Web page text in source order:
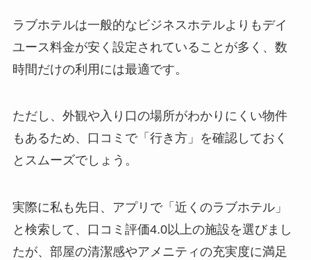
ラブホテルは一般的なビジネスホテルよりもデイ
ユース料金が安く設定されていることが多く、数
時間だけの利用には最適です。
ただし、外観や入り口の場所がわかりにくい物件
もあるため、口コミで「行き方」を確認しておく
とスムーズでしょう。
実際に私も先日、アプリで「近くのラブホテル」
と検索して、口コミ評価4.0以上の施設を選びまし
たが、部屋の清潔感やアメニティの充実度に満足